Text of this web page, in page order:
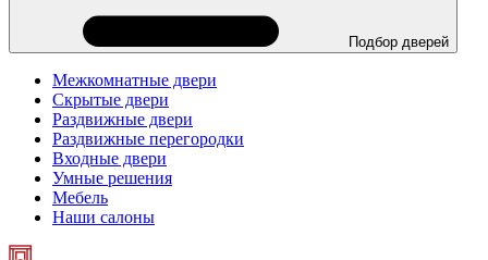
Подбор дверей
Межкомнатные двери
Скрытые двери
Раздвижные двери
Раздвижные перегородки
Входные двери
Умные решения
Мебель
Наши салоны